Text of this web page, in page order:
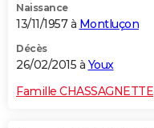
Naissance
13/11/1957 à Montluçon
Décès
26/02/2015 à Youx
Famille CHASSAGNETTE